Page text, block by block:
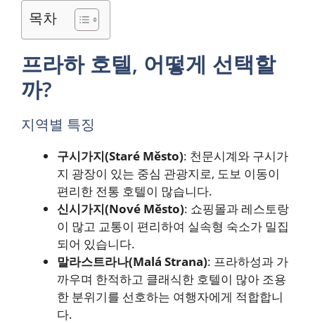
목차
프라하 호텔, 어떻게 선택할
까?
지역별 특징
구시가지(Staré Město): 천문시계와 구시가
지 광장이 있는 중심 관광지로, 도보 이동이
편리한 전통 호텔이 많습니다.
신시가지(Nové Město): 쇼핑몰과 레스토랑
이 많고 교통이 편리하여 실속형 숙소가 밀집
되어 있습니다.
말라스트라나(Malá Strana): 프라하성과 가
까우며 한적하고 클래식한 호텔이 많아 조용
한 분위기를 선호하는 여행자에게 적합합니
다.